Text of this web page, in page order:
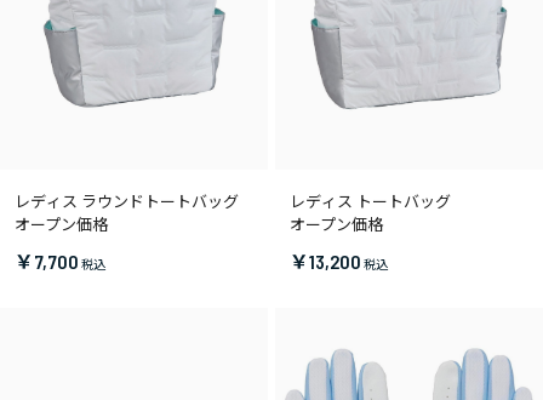
レディス ラウンドトートバッグ
オープン価格
￥7,700
レディス トートバッグ
オープン価格
￥13,200